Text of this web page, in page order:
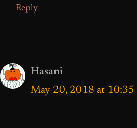
Reply
Hasani
May 20, 2018 at 10:35